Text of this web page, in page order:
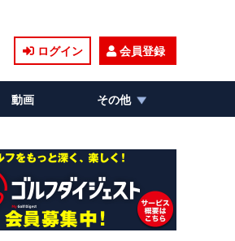
ログイン 会員登録
動画 その他